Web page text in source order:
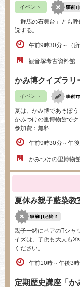
イベント
「群馬の石舞台」とも
説する。
午前9時30分～（所
観音塚考古資料館
かみ博クイズラリ
イベント
夏は、かみ博であそぼう
かみつけの里博物館で
参加費：無料
午前9時30分～午
かみつけの里博物
夏休み親子藍染教
親子一緒にペアのTシャ
イズは、子供も大人も
ください。
午前10時～午後3時
定期歴史講座「か